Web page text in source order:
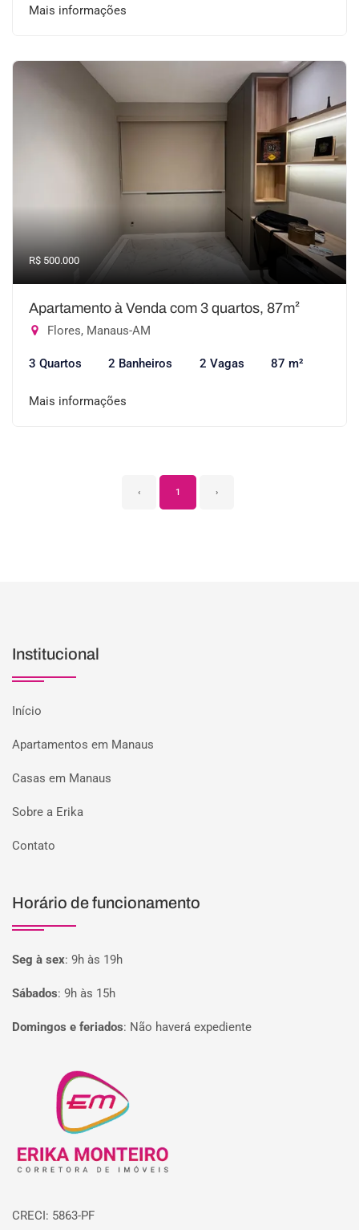
Mais informações
R$ 500.000
Apartamento à Venda com 3 quartos, 87m²
Flores, Manaus-AM
3 Quartos 2 Banheiros 2 Vagas 87 m²
Mais informações
‹ 1 ›
Institucional
Início
Apartamentos em Manaus
Casas em Manaus
Sobre a Erika
Contato
Horário de funcionamento
Seg à sex: 9h às 19h
Sábados: 9h às 15h
Domingos e feriados: Não haverá expediente
Página inicial
CRECI: 5863-PF